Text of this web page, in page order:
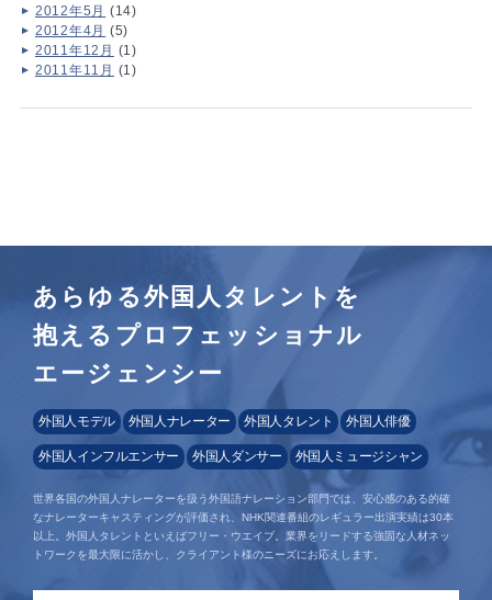
2012年5月 (14)
2012年4月 (5)
2011年12月 (1)
2011年11月 (1)
あらゆる外国人タレントを
抱えるプロフェッショナル
エージェンシー
外国人モデル 外国人ナレーター 外国人タレント 外国人俳優
外国人インフルエンサー 外国人ダンサー 外国人ミュージシャン
世界各国の外国人ナレーターを扱う外国語ナレーション部門では、安心感のある的確
なナレーターキャスティングが評価され、NHK関連番組のレギュラー出演実績は30本
以上。外国人タレントといえばフリー・ウエイブ。業界をリードする強固な人材ネッ
トワークを最大限に活かし、クライアント様のニーズにお応えします。